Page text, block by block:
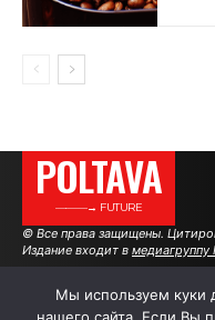
POLTAVA
———→ FUTURE
© Все права защищены.
Издание входит в медиагруппу
Мы используем куки